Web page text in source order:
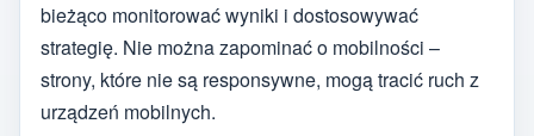
bieżąco monitorować wyniki i dostosowywać
strategię. Nie można zapominać o mobilności –
strony, które nie są responsywne, mogą tracić ruch z
urządzeń mobilnych.